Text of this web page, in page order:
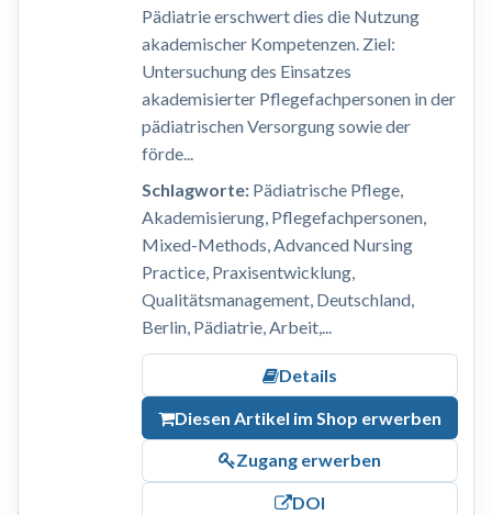
Pädiatrie erschwert dies die Nutzung
akademischer Kompetenzen. Ziel:
Untersuchung des Einsatzes
akademisierter Pflegefachpersonen in der
pädiatrischen Versorgung sowie der
förde...
Schlagworte:Pädiatrische Pflege,
Akademisierung, Pflegefachpersonen,
Mixed-Methods, Advanced Nursing
Practice, Praxisentwicklung,
Qualitätsmanagement, Deutschland,
Berlin, Pädiatrie, Arbeit,...
Details
Diesen Artikel im Shop erwerben
Zugang erwerben
DOI